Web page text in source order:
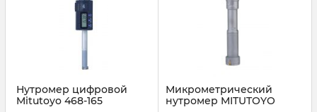
Нутромер цифровой
Mitutoyo 468-165
Микрометрический
нутромер MITUTOYO